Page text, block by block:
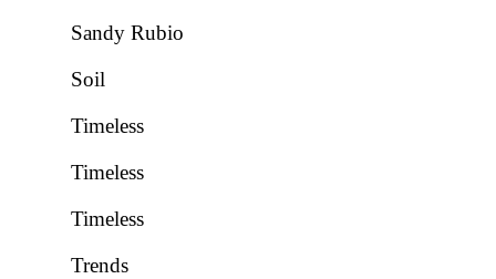
Sandy Rubio
Soil
Timeless
Timeless
Timeless
Trends